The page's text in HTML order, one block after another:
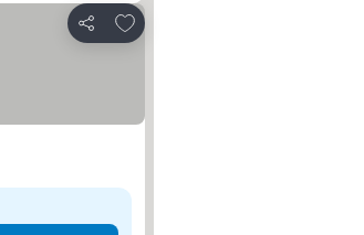
Partilhar
Adicionar aos favoritos